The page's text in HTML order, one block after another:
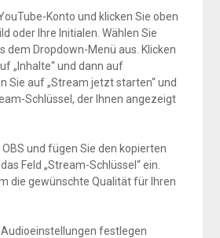
Konto und klicken Sie oben
oder Ihre Initialen. Wählen Sie
dem Dropdown-Menü aus. Klicken
„Inhalte“ und dann auf
Sie auf „Stream jetzt starten“ und
Schlüssel, der Ihnen angezeigt
und fügen Sie den kopierten
Feld „Stream-Schlüssel“ ein.
die gewünschte Qualität für Ihren
festlegen